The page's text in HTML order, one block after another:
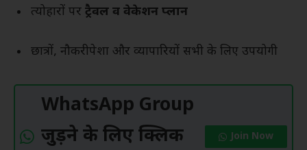
त्योहारों पर ट्रैवल व वेकेशन प्लान
छात्रों, नौकरीपेशा और व्यापारियों सभी के लिए उपयोगी
WhatsApp Group
जुड़ने के लिए क्लिक
Join Now